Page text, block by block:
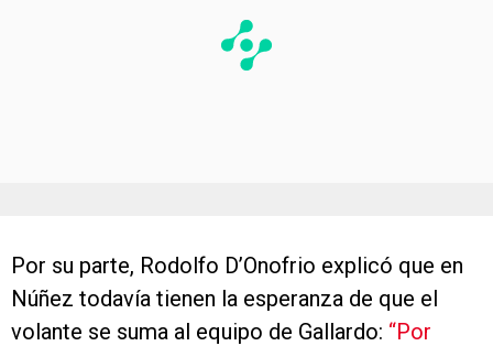
Por su parte, Rodolfo D’Onofrio explicó que en
Núñez todavía tienen la esperanza de que el
volante se suma al equipo de Gallardo: “Por